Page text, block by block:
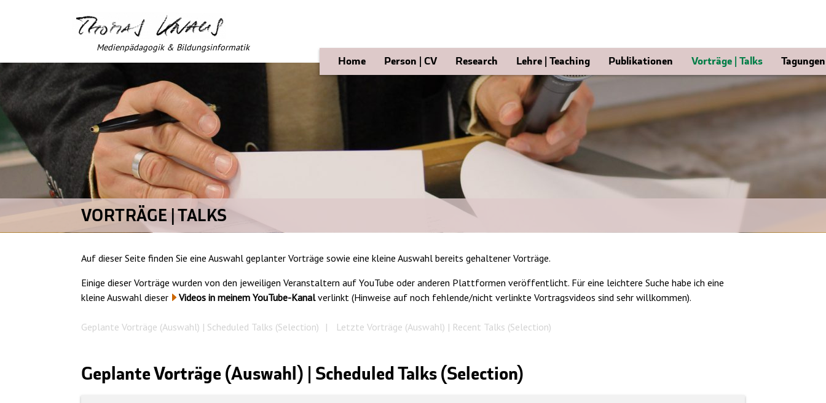
Medienpädagogik & Bildungsinformatik
Home
Person | CV Research Lehre | Teaching Publikationen Vorträge | Talks
VORTRÄGE | TALKS
Auf dieser Seite finden Sie eine Auswahl geplanter Vorträge sowie eine kleine Auswahl bereits gehaltener Vorträge.
Einige dieser Vorträge wurden von den jeweiligen Veranstaltern auf YouTube oder anderen Plattformen veröffentlicht. Für eine leichtere Suche habe ich eine
kleine Auswahl dieser
Videos in meinem YouTube-Kanalverlinkt (Hinweise auf noch fehlende/nicht verlinkte Vortragsvideos sind sehr willkommen).
Geplante Vorträge (Auswahl) | Scheduled Talks (Selection) Letzte Vorträge (Auswahl) | Recent Talks (Selection)
Geplante Vorträge (Auswahl) | Scheduled Talks (Selection)